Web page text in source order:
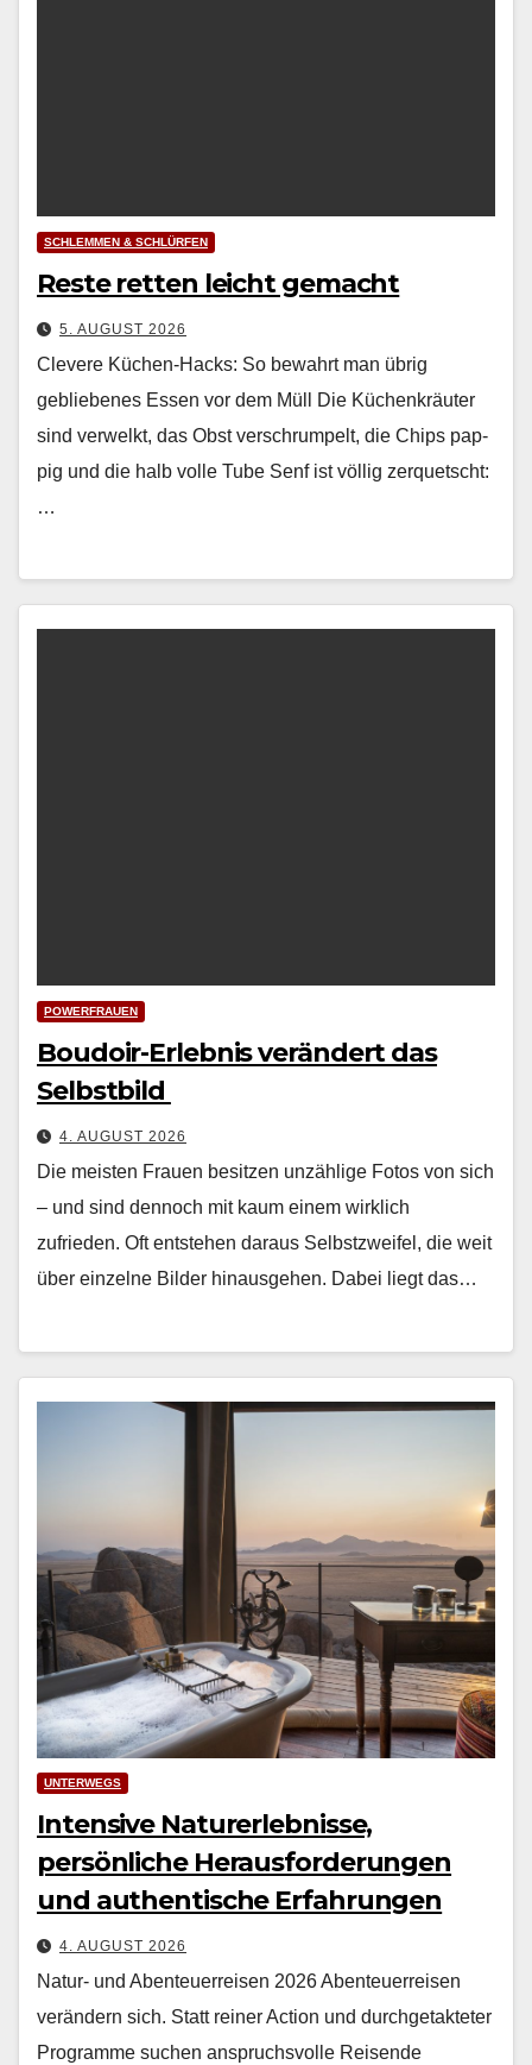
SCHLEMMEN & SCHLÜRFEN
Reste retten leicht gemacht
5. AUGUST 2026
Clevere Küchen-Hacks: So bewahrt man übrig
gebliebenes Essen vor dem Müll Die Küchenkräuter
sind ver­welkt, das Obst ver­schrumpelt, die Chips pap­
pig und die halb volle Tube Senf ist völ­lig zer­quetscht:
…
POWERFRAUEN
Boudoir-Erlebnis verändert das
Selbstbild
4. AUGUST 2026
Die meis­ten Frauen besitzen unzäh­lige Fotos von sich
– und sind den­noch mit kaum einem wirk­lich
zufrieden. Oft entste­hen daraus Selb­stzweifel, die weit
über einzelne Bilder hin­aus­ge­hen. Dabei liegt das…
UNTERWEGS
Intensive Naturerlebnisse,
persönliche Herausforderungen
und authentische Erfahrungen
4. AUGUST 2026
Natur- und Abenteuerreisen 2026 Aben­teuer­reisen
verän­dern sich. Statt rein­er Action und durchge­tak­teter
Pro­gramme suchen anspruchsvolle Reisende